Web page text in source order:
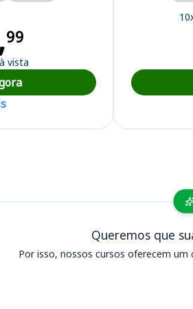
PB - Prefeitura Municipal
99
vista
Queremos que
Por isso, nossos cursos oferecem